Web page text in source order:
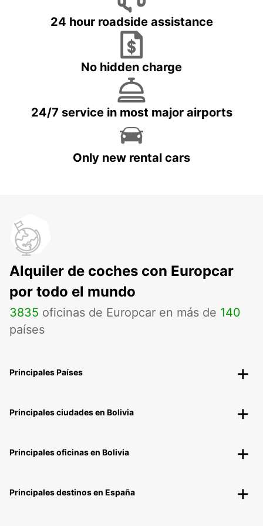
24 hour roadside assistance
No hidden charge
24/7 service in most major airports
Only new rental cars
Alquiler de coches con Europcar
por todo el mundo
3835 oficinas de Europcar en más de 140
países
Principales Países
Principales ciudades en Bolivia
Principales oficinas en Bolivia
Principales destinos en España